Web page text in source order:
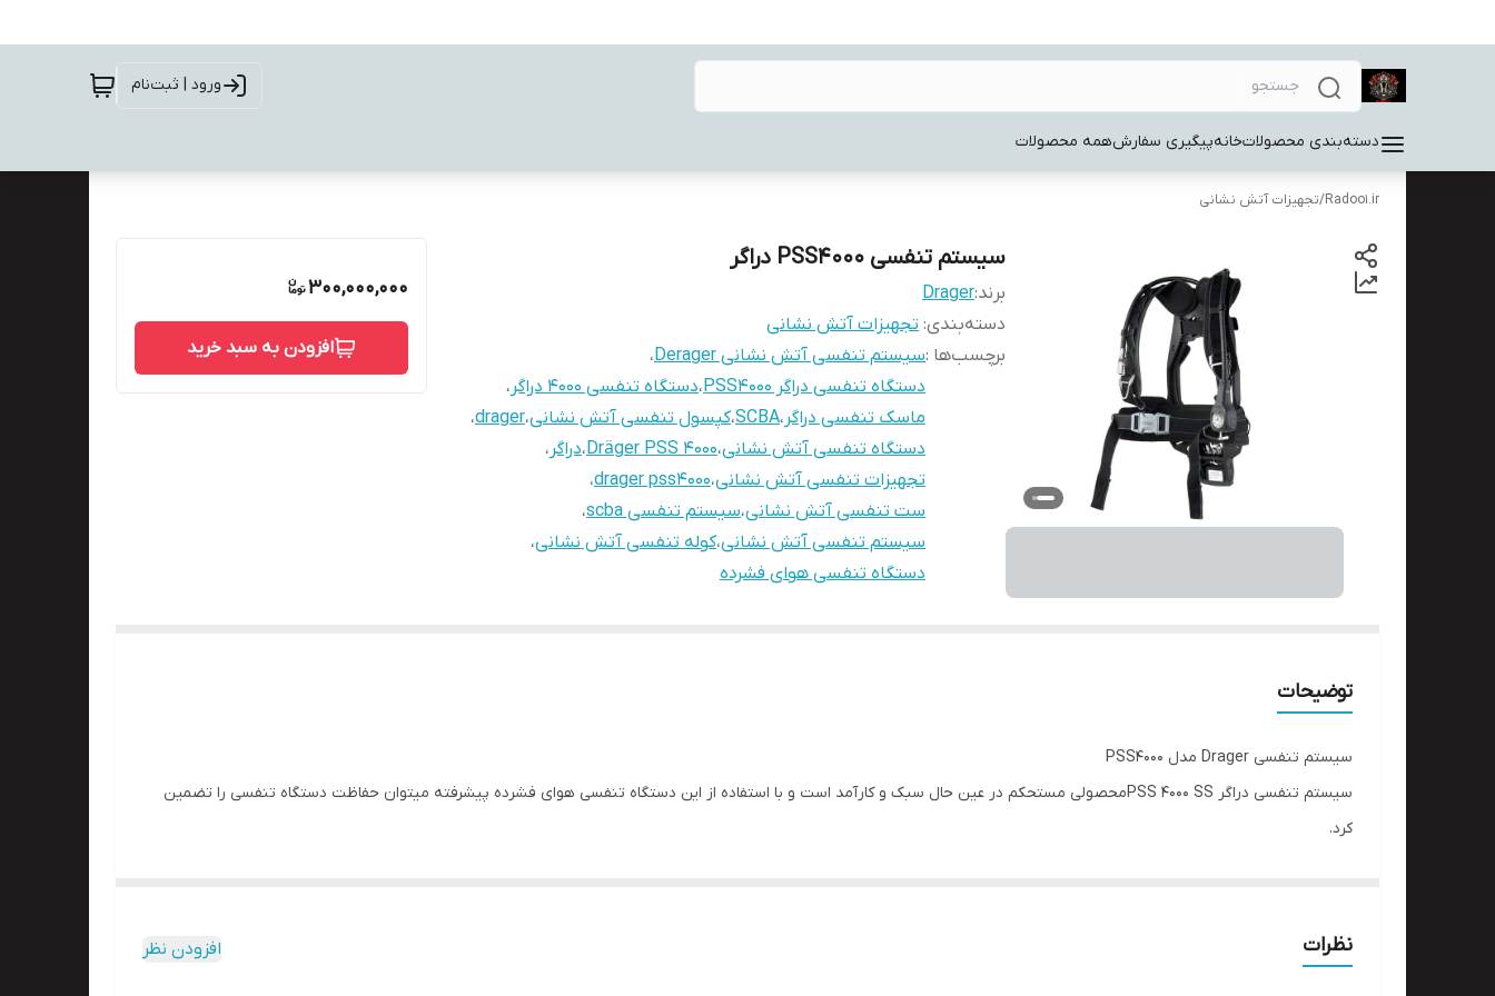
ورود | ثبت‌نام
دسته‌بندی محصولاتخانهپیگیری سفارشهمه محصولات
Radoo1.ir
/تجهیزات آتش نشانی
سیستم تنفسی PSS4000 دراگر
برند:Drager
دسته‌بندی: تجهیزات آتش نشانی
برچسب‌ها :سیستم تنفسی آتش نشانی Derager
،
دستگاه تنفسی دراگر PSS4000
،دستگاه تنفسی ۴۰۰۰ دراگر
،
ماسک تنفسی دراگر ،SCBA،کپسول تنفسی آتش نشانی،drager،
دستگاه تنفسی آتش نشانی،Dräger PSS 4000،دراگر ،
تجهیزات تنفسی آتش نشانی،drager pss4000،
ست تنفسی آتش نشانی،سیستم تنفسی scba
،
سیستم تنفسی آتش نشانی،کوله تنفسی آتش نشانی،
دستگاه تنفسی هوای فشرده
300,000,000
افزودن به سبد خرید
توضیحات
سیستم تنفسی Drager مدل PSS4000
سیستم تنفسی دراگر PSS 4000 SSمحصولی مستحکم در عین حال سبک و کارآمد است و با استفاده از این دستگاه تنفسی هوای فشرده پیشرفته میتوان حفاظت دستگاه تنفسی را تضمین
کرد.
تا خطرات احتمالی کاهش پیدا کند.
نظرات افزودن نظر